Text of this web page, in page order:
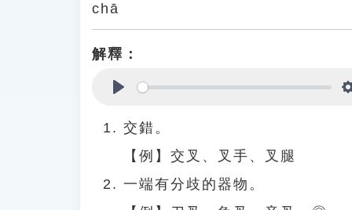
chā
解釋：
交錯。
【例】交叉、叉手、叉腿
一端有分歧的器物。